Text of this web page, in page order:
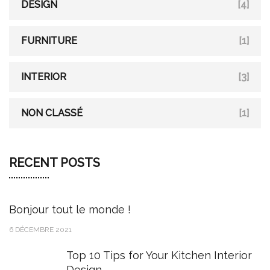
DESIGN [4]
FURNITURE [1]
INTERIOR [3]
NON CLASSÉ [1]
RECENT POSTS
Bonjour tout le monde !
6 DÉCEMBRE 2021
Top 10 Tips for Your Kitchen Interior